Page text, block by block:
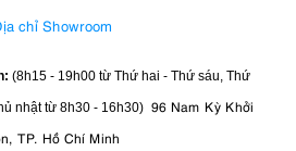
chỉ Showroom
(8h15 - 19h00 từ Thứ hai - Thứ sáu, Thứ
nhật từ 8h30 - 16h30) 96 Nam Kỳ Khởi
TP. Hồ Chí Minh